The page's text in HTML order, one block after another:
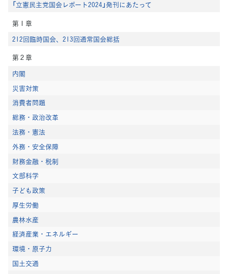
「立憲民主党国会レポート2024」発刊にあたって
第１章
212回臨時国会、213回通常国会総括
第２章
内閣
災害対策
消費者問題
総務・政治改革
法務・憲法
外務・安全保障
財務金融・税制
文部科学
子ども政策
厚生労働
農林水産
経済産業・エネルギー
環境・原子力
国土交通